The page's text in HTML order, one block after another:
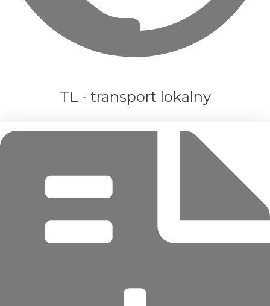
TL - transport lokalny